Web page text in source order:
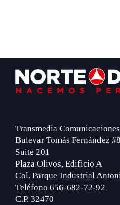
Footer
Transmedia
Bulevar Tomás Fernández
Suite 201
Plaza Olivos, Edificio A
Col. Parque Industrial
Teléfono 656-682-72-92
C.P. 32470